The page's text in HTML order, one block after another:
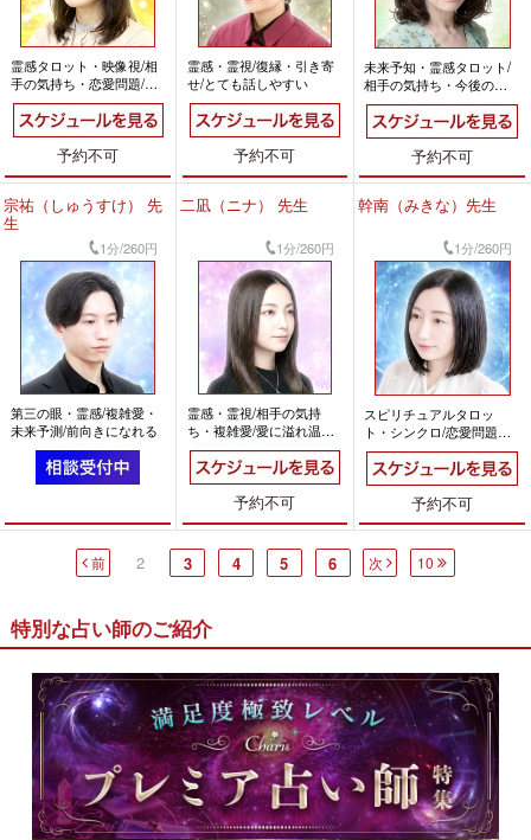
霊感タロット・映像視/相
手の気持ち・恋愛問題/的
確で分かりやすい
予約不可
霊感・霊視/復縁・引き寄
せ/とても話しやすい
予約不可
未来予知・霊感タロット/
相手の気持ち・今後の展
開/とても話しやすい
予約不可
宗祐（しゅうすけ） 先
生
1分/260円
第三の眼・霊感/複雑愛・
未来予測/前向きになれる
二凪（ニナ） 先生
1分/260円
霊感・霊視/相手の気持
ち・複雑愛/愛に溢れ温か
い
予約不可
幹南（みきな）先生
1分/260円
スピリチュアルタロッ
ト・シンクロ/恋愛問題・
復縁/前向きになれる
予約不可
前 2 3 4 5 6 次 10
特別な占い師のご紹介